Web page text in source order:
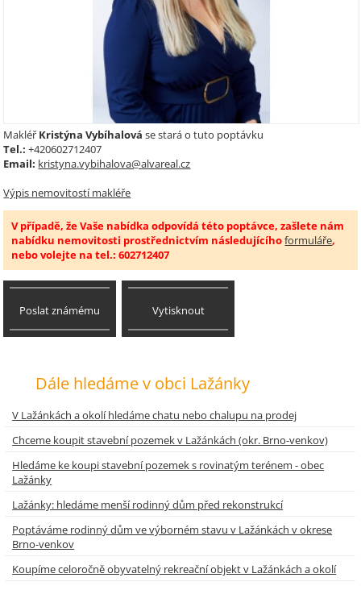
Makléř Kristýna Vybíhalová se stará o tuto poptávku
Tel.: +420602712407
Email: kristyna.vybihalova@alvareal.cz
Výpis nemovitostí makléře
V případě, že Vaše nabídka odpovídá této poptávce, zašlete nám
nabídku nemovitosti prostřednictvím následujícíhoformuláře,
nebo volejte na tel.: 602712407
Poslat známému Vytisknout
Dále hledáme v obci Lažánky
V Lažánkách a okolí hledáme chatu nebo chalupu na prodej
Chceme koupit stavební pozemek v Lažánkách (okr. Brno-venkov)
Hledáme ke koupi stavební pozemek s rovinatým terénem - obec
Lažánky
Lažánky: hledáme menší rodinný dům před rekonstrukcí
Poptáváme rodinný dům ve výborném stavu v Lažánkách v okrese
Brno-venkov
Koupíme celoročně obyvatelný rekreační objekt v Lažánkách a okolí